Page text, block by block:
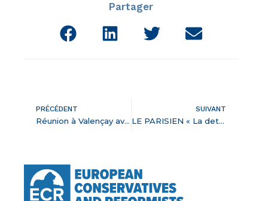
Partager
PRÉCÉDENT
Réunion à Valençay avec Rodolphe Delord
SUIVANT
LE PARISIEN « La dette COVID est une dette de guerre »